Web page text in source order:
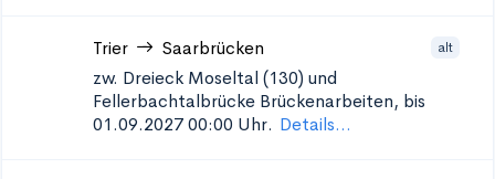
Trier Saarbrücken alt
zw. Dreieck Moseltal (130) und
Fellerbachtalbrücke Brückenarbeiten, bis
01.09.2027 00:00 Uhr. Details...